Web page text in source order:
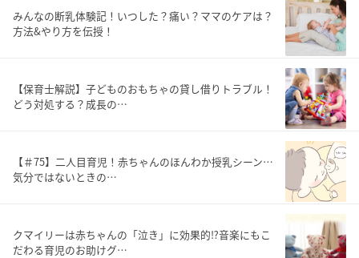
みんなの断乳体験記！いつした？痛い？ママのケアは？
方法&やり方を伝授！
【保育士解説】子どものおもちゃの貸し借りトラブル！
どう対処する？成長の…
【＃75】二人目育児！赤ちゃんのほんわか授乳シーン…
気分ではないときの…
クマイリーは赤ちゃんの「泣き」に効果的⁉音楽にもこ
だわる育児のお助けグ…